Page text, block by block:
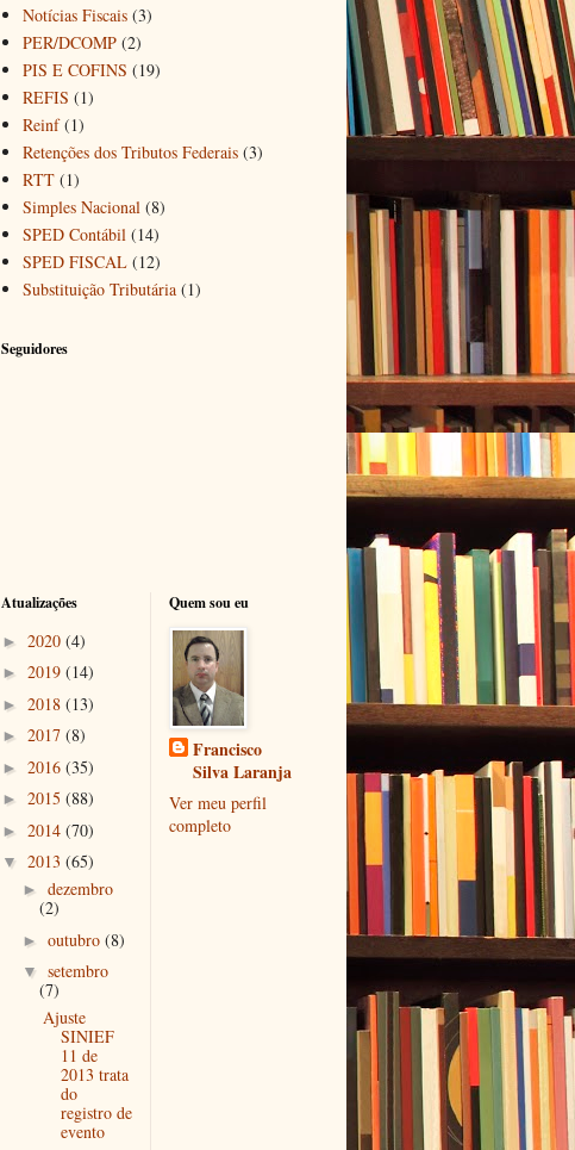
Notícias Fiscais (3)
PER/DCOMP (2)
PIS E COFINS (19)
REFIS (1)
Reinf (1)
Retenções dos Tributos Federais (3)
RTT (1)
Simples Nacional (8)
SPED Contábil (14)
SPED FISCAL (12)
Substituição Tributária (1)
Seguidores
Atualizações
► 2020 (4)
► 2019 (14)
► 2018 (13)
► 2017 (8)
► 2016 (35)
► 2015 (88)
► 2014 (70)
▼ 2013 (65)
► dezembro
(2)
► outubro (8)
▼ setembro
(7)
Ajuste
SINIEF
11 de
2013 trata
do
registro de
evento
Quem sou eu
Francisco
Silva Laranja
Ver meu perfil
completo